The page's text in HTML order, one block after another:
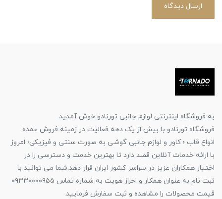
ارسال دیدگاه
به فروشگاه اینترنتی لوازم جانبی تورنادو خوش آمدید
فروشگاه تورنادو با بیش از یک دهه فعالیت در زمینه فروش عمده
انواع قاب ؛ کاور و لوازم جانبی گوشی به صورت سنتی و فیزیکی؛ امروز
با ارائه خدمات آنلاین قصد دارد تا بهترین خدمت و دسترسی را در
اختیار همکاران عزیز در سراسر کشور ایران قرار دهد.شما می توانید با
ثبت نام به عنوان همکار و احراز هویت به شماره تماس ۰۹۳۳۰۰۰۰۹۵۵
قیمت محصولات را مشاهده و ثبت سفارش فرمایید.